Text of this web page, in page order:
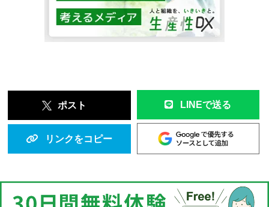
ポスト LINEで送る
リンクをコピー